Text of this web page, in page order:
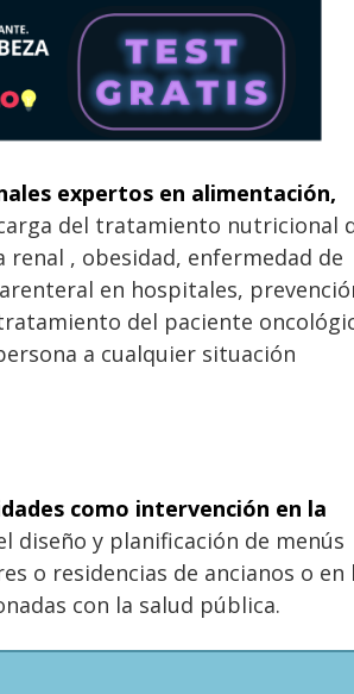
expertos en alimentación,
del tratamiento nutricional
, obesidad, enfermedad de
en hospitales,
del paciente
a cualquier situación
como intervención en la
diseño y planificación de menús
o residencias de ancianos o en
con la salud pública.